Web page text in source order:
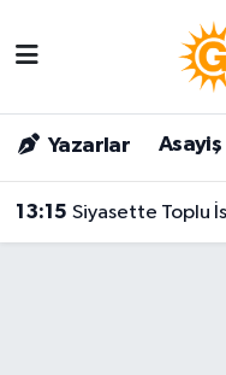
Yazarlar Asayiş
13:15 Siyasette Toplu İstifa
Bilim & Teknoloji
Dünya
Malatya
Malatya Hava
Malatya Namaz